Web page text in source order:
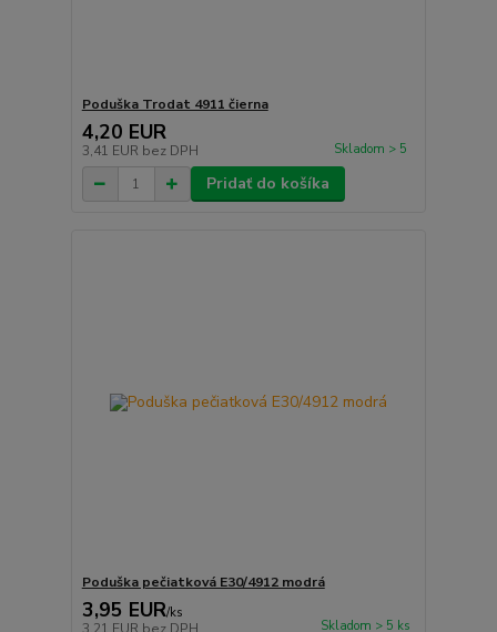
Poduška Trodat 4911 čierna
4,20 EUR
3,41 EUR bez DPH Skladom > 5
Pridať do košíka
Poduška pečiatková E30/4912 modrá
3,95 EUR/ks
Skladom > 5 ks